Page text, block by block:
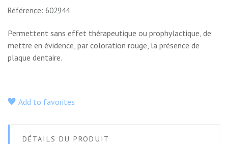
Référence: 602944
Permettent sans effet thérapeutique ou prophylactique, de
mettre en évidence, par coloration rouge, la présence de
plaque dentaire.
Add to favorites
DÉTAILS DU PRODUIT